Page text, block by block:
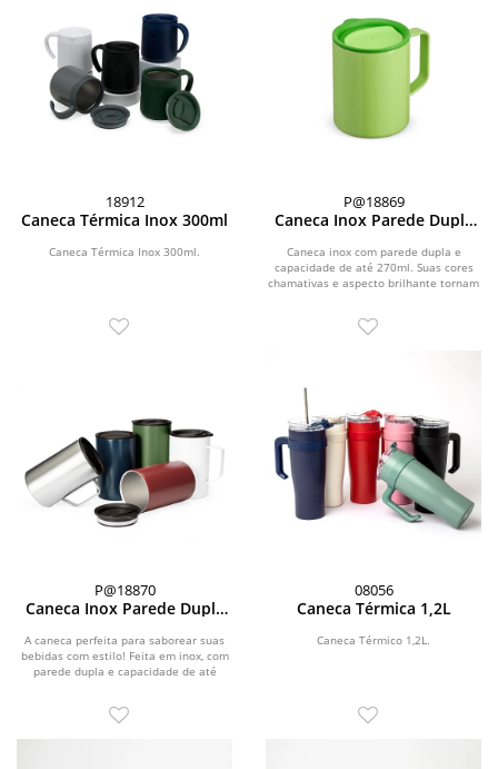
18912
Caneca Térmica Inox 300ml
Caneca Térmica Inox 300ml.
P@18869
Caneca Inox Parede Dupla
Caneca inox com parede dupla e
capacidade de até 270ml. Suas cores
chamativas e aspecto brilhante tornam
P@18870
Caneca Inox Parede Dupla
A caneca perfeita para saborear suas
bebidas com estilo! Feita em inox, com
parede dupla e capacidade de até
08056
Caneca Térmica 1,2L
Caneca Térmico 1,2L.